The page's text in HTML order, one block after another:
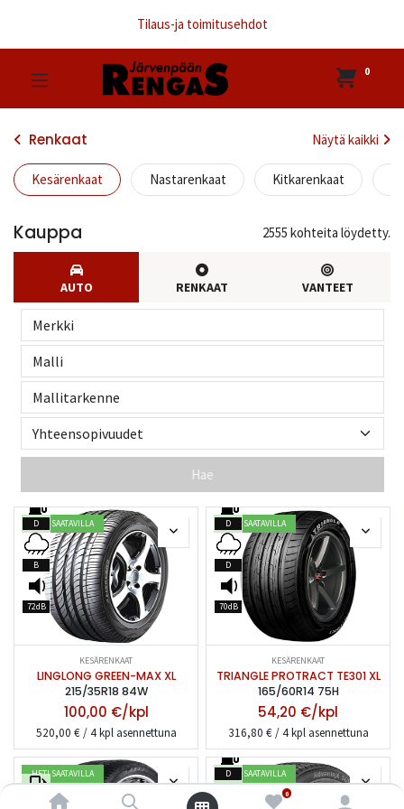
0
Tilaus-ja toimitusehdot
0
Renkaat Näytä kaikki
Kesärenkaat Nastarenkaat Kitkarenkaat
Kauppa 2555 kohteita löydetty.
AUTO RENKAAT VANTEET
Hae
HETI SAATAVILLA
D
B
72dB
KESÄRENKAAT
LINGLONG GREEN-MAX XL
215/35R18 84W
100,00 €/kpl
520,00 € / 4 kpl asennettuna
HETI SAATAVILLA
D
D
70dB
KESÄRENKAAT
TRIANGLE PROTRACT TE301 XL
165/60R14 75H
54,20 €/kpl
316,80 € / 4 kpl asennettuna
HETI SAATAVILLA HETI SAATAVILLA
D